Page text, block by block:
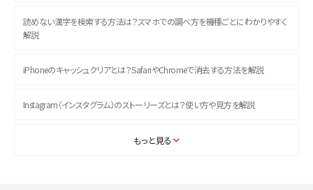
読めない漢字を検索する方法は？スマホでの調べ方を機種ごとにわかりやすく
解説
iPhoneのキャッシュクリアとは？SafariやChromeで消去する方法を解説
Instagram（インスタグラム）のストーリーズとは？使い方や見方を解説
ASMRとは？初心者向けの代表ジャンルや楽しみ方を解説
もっと見る